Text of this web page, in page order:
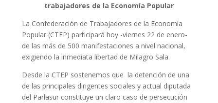
trabajadores de la Economía Popular
La Confederación de Trabajadores de la Economía
Popular (CTEP) participará hoy -viernes 22 de enero-
de las más de 500 manifestaciones a nivel nacional,
exigiendo la inmediata libertad de Milagro Sala.
Desde la CTEP sostenemos que la detención de una
de las principales dirigentes sociales y actual diputada
del Parlasur constituye un claro caso de persecución